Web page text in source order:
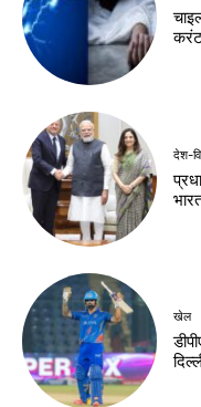
झारखंड न्यूज़
ऑपरेशन सफाया में
की बड़ी कार्रवाई, दो देशी
कट्टे और चोरी की
बरामद
Birsa Bhumi Live -
August 5, 2026
नवीनतम लेख
शेख